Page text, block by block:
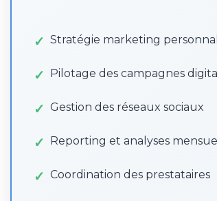
Stratégie marketing
Pilotage des campagnes
Gestion des réseaux sociaux
Reporting et analyses
Coordination des prestataires